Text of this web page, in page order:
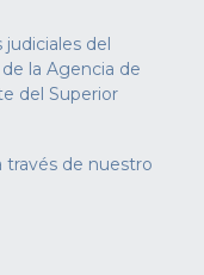
del
la Agencia de
del Superior
través de nuestro